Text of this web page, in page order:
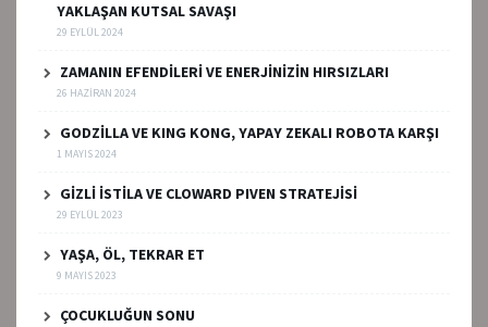
YAKLAŞAN KUTSAL SAVAŞI
29 EYLÜL 2024
ZAMANIN EFENDİLERİ VE ENERJİNİZİN HIRSIZLARI
26 HAZIRAN 2024
GODZİLLA VE KING KONG, YAPAY ZEKALI ROBOTA KARŞI
1 MAYIS 2024
GİZLİ İSTİLA VE CLOWARD PIVEN STRATEJİSİ
29 EYLÜL 2023
YAŞA, ÖL, TEKRAR ET
9 MAYIS 2023
ÇOCUKLUĞUN SONU